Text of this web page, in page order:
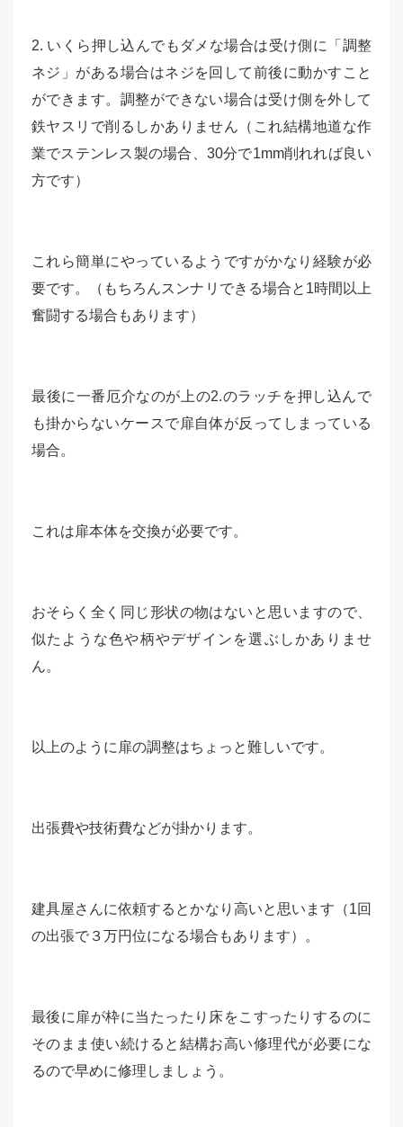
2. いくら押し込んでもダメな場合は受け側に「調整
ネジ」がある場合はネジを回して前後に動かすこと
ができます。調整ができない場合は受け側を外して
鉄ヤスリで削るしかありません（これ結構地道な作
業でステンレス製の場合、30分で1mm削れれば良い
方です）
これら簡単にやっているようですがかなり経験が必
要です。（もちろんスンナリできる場合と1時間以上
奮闘する場合もあります）
最後に一番厄介なのが上の2.のラッチを押し込んで
も掛からないケースで扉自体が反ってしまっている
場合。
これは扉本体を交換が必要です。
おそらく全く同じ形状の物はないと思いますので、
似たような色や柄やデザインを選ぶしかありませ
ん。
以上のように扉の調整はちょっと難しいです。
出張費や技術費などが掛かります。
建具屋さんに依頼するとかなり高いと思います（1回
の出張で３万円位になる場合もあります）。
最後に扉が枠に当たったり床をこすったりするのに
そのまま使い続けると結構お高い修理代が必要にな
るので早めに修理しましょう。